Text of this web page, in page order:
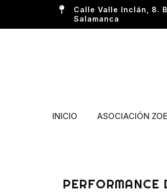
Calle Valle Inclán, 8.
Salamanca
INICIO ASOCIACIÓN